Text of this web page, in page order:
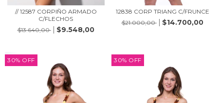
// 12587 CORPIÑO ARMADO
C/FLECHOS
$13.640,00
$9.548,00
12838 CORP TRIANG C/FRUNCE
$21.000,00
$14.700,00
30% OFF 30% OFF